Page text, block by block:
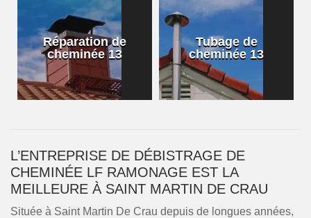
Réparation de
cheminée 13
Tubage de
cheminée 13
L’ENTREPRISE DE DÉBISTRAGE DE
CHEMINÉE LF RAMONAGE EST LA
MEILLEURE À SAINT MARTIN DE CRAU
Située à Saint Martin De Crau depuis de longues années,